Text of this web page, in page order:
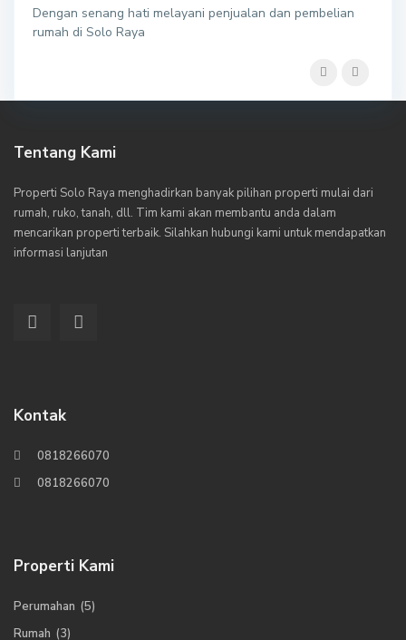
Dengan senang hati melayani penjualan dan pembelian
rumah di Solo Raya
Tentang Kami
Properti Solo Raya menghadirkan banyak pilihan properti mulai dari
rumah, ruko, tanah, dll. Tim kami akan membantu anda dalam
mencarikan properti terbaik. Silahkan hubungi kami untuk mendapatkan
informasi lanjutan
Kontak
0818266070
0818266070
Properti Kami
Perumahan (5)
Rumah (3)